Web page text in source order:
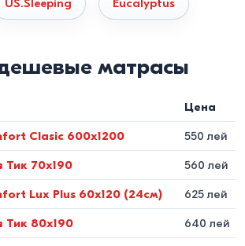
под свой вес
при покупке в интернете — выбирать
Чтобы матрас действительно
сопоставьте свое телосложение с
наших технологов:
(хрупкое телосложение, дети, люди
Идеально подходят мягкие
US.Sleeping Eucalyptus
матрасы
Цена
Clasic 600x1200 550 лей
Тик 70x190 560 лей
Lux Plus 60x120 (24см) 625 лей
Тик 80x190 640 лей